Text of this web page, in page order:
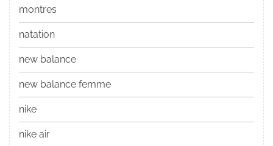
montres
natation
new balance
new balance femme
nike
nike air